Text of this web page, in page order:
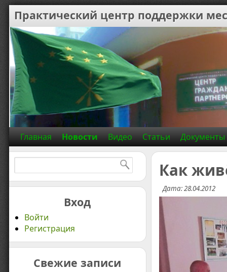
Практический центр поддержки
Главная Новости Видео Статьи Документы
Вход
Войти
Регистрация
Свежие записи
Как
Дата: 28.04.2012